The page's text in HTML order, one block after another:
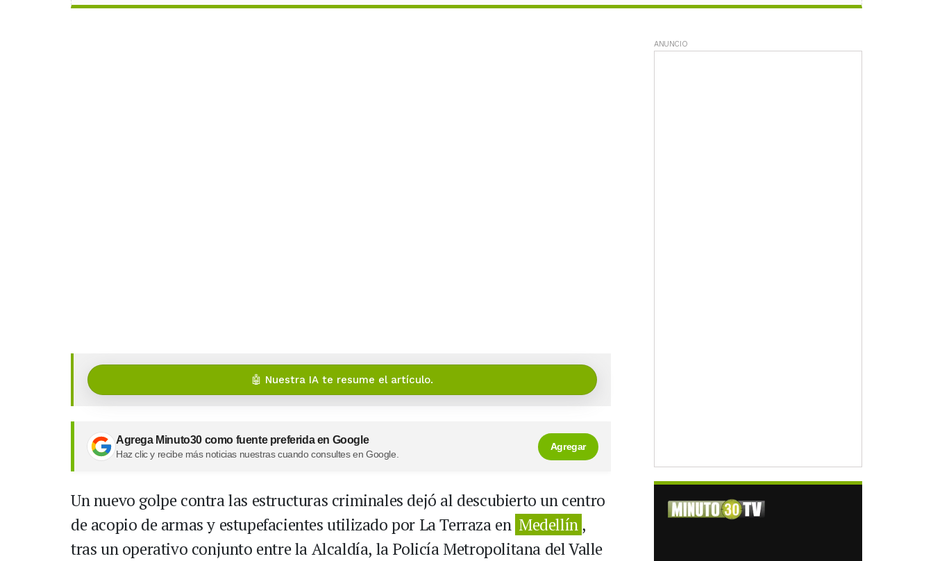
🤖 Nuestra IA te resume el artículo.
Agrega Minuto30 como fuente preferida en Google
Haz clic y recibe más noticias nuestras cuando consultes en Google.
Agregar
Un nuevo golpe contra las estructuras criminales dejó al descubierto un centro
de acopio de armas y estupefacientes utilizado por La Terraza en Medellín,
tras un operativo conjunto entre la Alcaldía, la Policía Metropolitana del Valle
ANUNCIO